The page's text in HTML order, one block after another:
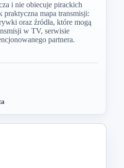
i nie obiecuje pirackich
praktyczna mapa transmisji:
oraz źródła, które mogą
w TV, serwisie
partnera.